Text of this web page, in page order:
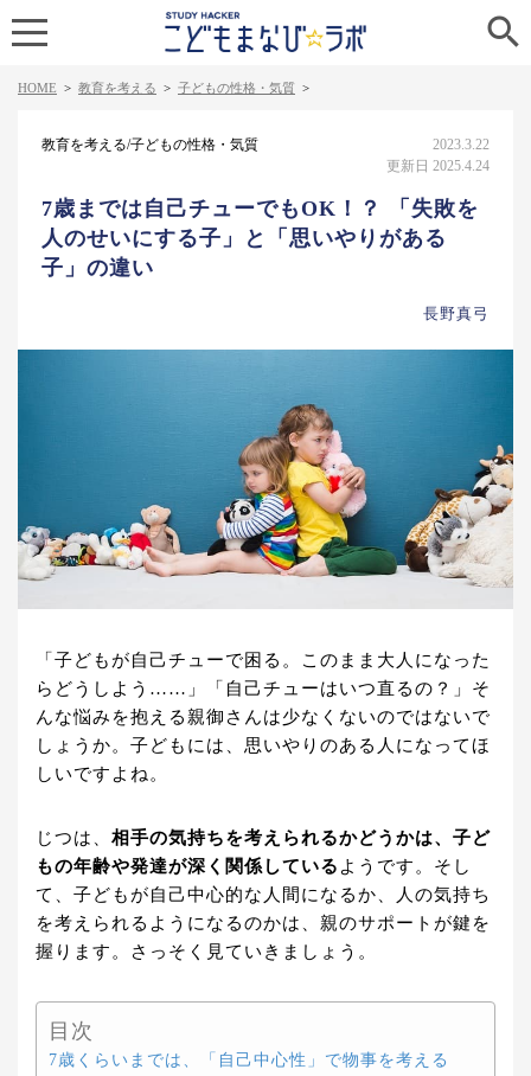

HOME > 教育を考える > 子どもの性格・気質 >
教育を考える/子どもの性格・気質
2023.3.22
更新日 2025.4.24
7歳までは自己チューでもOK！？ 「失敗を
人のせいにする子」と「思いやりがある
子」の違い
長野真弓
「子どもが自己チューで困る。このまま大人になった
らどうしよう……」「自己チューはいつ直るの？」そ
んな悩みを抱える親御さんは少なくないのではないで
しょうか。子どもには、思いやりのある人になってほ
しいですよね。
じつは、 相手の気持ちを考えられるかどうかは、子ど
もの年齢や発達が深く関係している ようです。そし
て、子どもが自己中心的な人間になるか、人の気持ち
を考えられるようになるのかは、親のサポートが鍵を
握ります。さっそく見ていきましょう。
目次
7歳くらいまでは、「自己中心性」で物事を考える